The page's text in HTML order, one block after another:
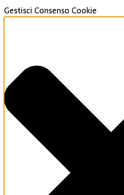
Gestisci Consenso Cookie